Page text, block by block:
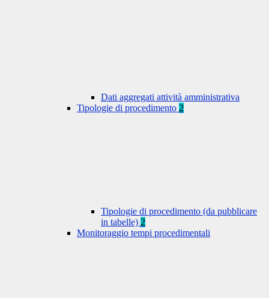
Dati aggregati attività amministrativa
Tipologie di procedimento 2
Tipologie di procedimento (da pubblicare
in tabelle) 2
Monitoraggio tempi procedimentali